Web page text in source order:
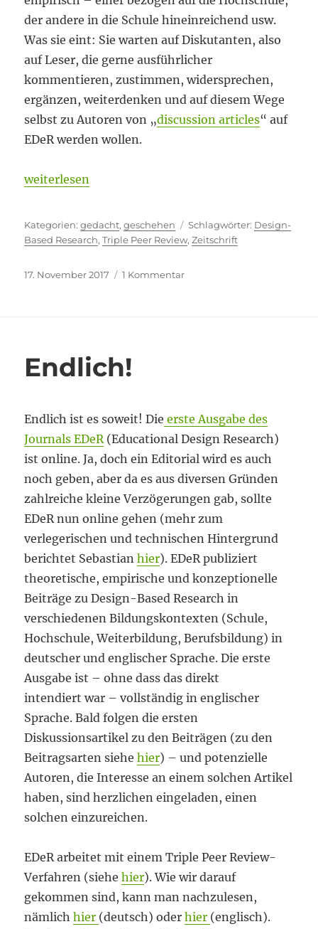
der andere in die Schule hineinreichend usw.
Was sie eint: Sie warten auf Diskutanten, also
auf Leser, die gerne ausführlicher
kommentieren, zustimmen, widersprechen,
ergänzen, weiterdenken und auf diesem Wege
selbst zu Autoren von „discussion articles“ auf
EDeR werden wollen.
„Is there anybody out there …“
weiterlesen
Kategorien
gedacht,geschehen Schlagwörter
Design-
Based Research,Triple Peer Review,Zeitschrift
Veröffentlicht
17. November 2017 1 Kommentarzu
Endlich!
Endlich ist es soweit! Die erste Ausgabe des
Journals EDeR(Educational Design Research)
ist online. Ja, doch ein Editorial wird es auch
noch geben, aber da es aus diversen Gründen
zahlreiche kleine Verzögerungen gab, sollte
EDeR nun online gehen (mehr zum
verlegerischen und technischen Hintergrund
berichtet Sebastianhier). EDeR publiziert
theoretische, empirische und konzeptionelle
Beiträge zu Design-Based Research in
verschiedenen Bildungskontexten (Schule,
Hochschule, Weiterbildung, Berufsbildung) in
deutscher und englischer Sprache. Die erste
Ausgabe ist – ohne dass das direkt
intendiert war – vollständig in englischer
Sprache. Bald folgen die ersten
Diskussionsartikel zu den Beiträgen (zu den
Beitragsarten siehehier) – und potenzielle
Autoren, die Interesse an einem solchen Artikel
haben, sind herzlichen eingeladen, einen
solchen einzureichen.
EDeR arbeitet mit einem Triple Peer Review-
Verfahren (siehehier). Wie wir darauf
gekommen sind, kann man nachzulesen,
nämlichhier (deutsch) oderhier (englisch).